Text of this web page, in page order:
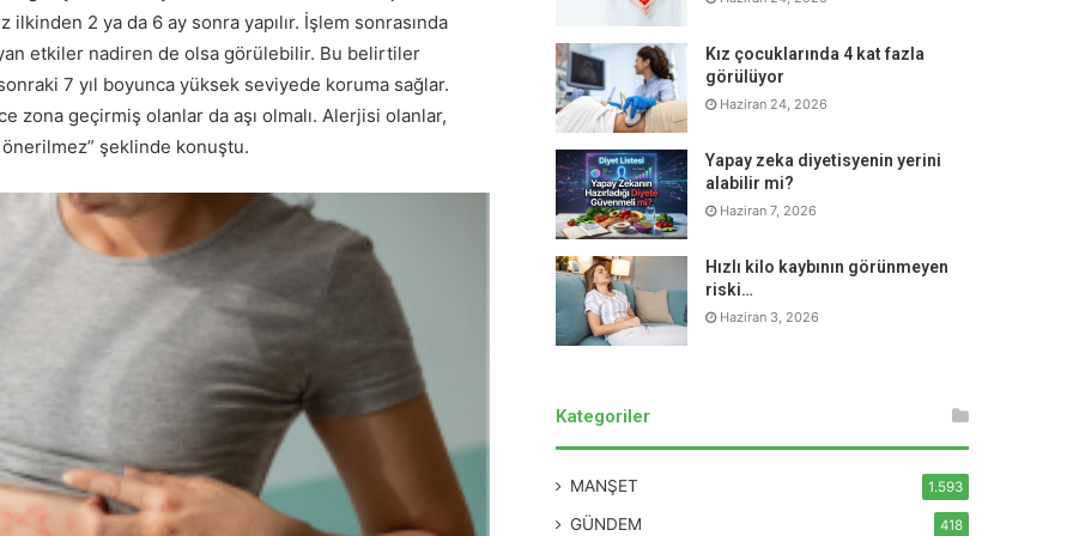
2 ya da 6 ay sonra yapılır. İşlem sonrasında
etkiler nadiren de olsa görülebilir. Bu belirtiler
7 yıl boyunca yüksek seviyede koruma sağlar.
zona geçirmiş olanlar da aşı olmalı. Alerjisi olanlar,
önerilmez” şeklinde konuştu.
Kız çocuklarında 4 kat fazla
görülüyor
Haziran 24, 2026
Yapay zeka diyetisyenin yerini
alabilir mi?
Haziran 7, 2026
Hızlı kilo kaybının görünmeyen
riski…
Haziran 3, 2026
Kategoriler
MANŞET 1.593
GÜNDEM 418